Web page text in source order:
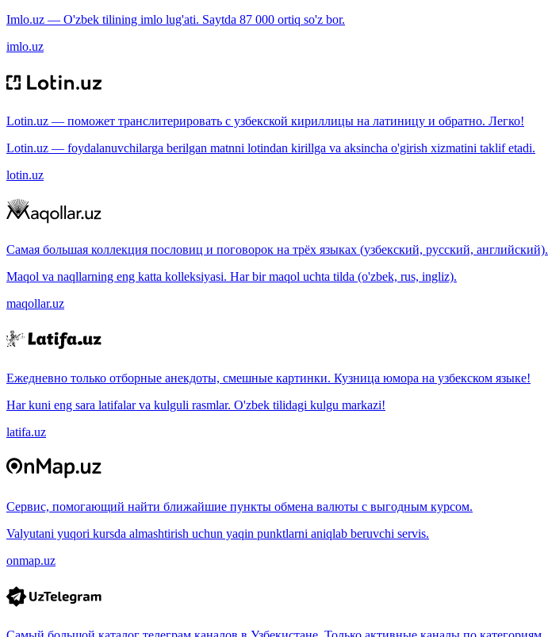
Imlo.uz — O'zbek tilining imlo lug'ati. Saytda 87 000 ortiq so'z bor.
imlo.uz
Lotin.uz — поможет транслитерировать с узбекской кириллицы на латиницу и обратно. Легко!
Lotin.uz — foydalanuvchilarga berilgan matnni lotindan kirillga va aksincha o'girish xizmatini taklif etadi.
lotin.uz
Самая большая коллекция пословиц и поговорок на трёх языках (узбекский, русский, английский).
Maqol va naqllarning eng katta kolleksiyasi. Har bir maqol uchta tilda (o'zbek, rus, ingliz).
maqollar.uz
Ежедневно только отборные анекдоты, смешные картинки. Кузница юмора на узбекском языке!
Har kuni eng sara latifalar va kulguli rasmlar. O'zbek tilidagi kulgu markazi!
latifa.uz
Сервис, помогающий найти ближайшие пункты обмена валюты с выгодным курсом.
Valyutani yuqori kursda almashtirish uchun yaqin punktlarni aniqlab beruvchi servis.
onmap.uz